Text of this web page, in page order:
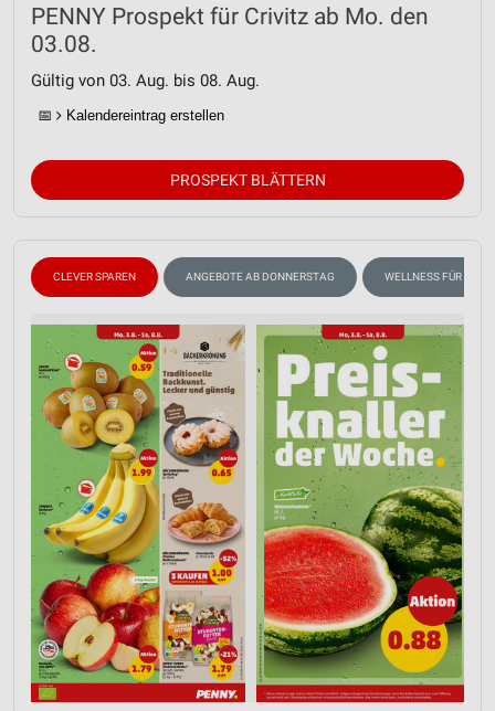
PENNY Prospekt für Crivitz ab Mo. den
03.08.
Gültig von 03. Aug. bis 08. Aug.
📅 Kalendereintrag erstellen
PROSPEKT BLÄTTERN
CLEVER SPAREN ANGEBOTE AB DONNERSTAG WELLNESS FÜR